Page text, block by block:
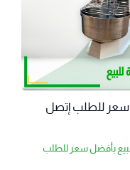
سعر للطلب إتصل
بأفضل سعر للطلب